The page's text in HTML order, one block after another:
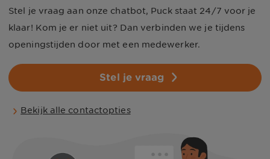
Stel je vraag aan onze chatbot, Puck staat 24/7 voor je
klaar! Kom je er niet uit? Dan verbinden we je tijdens
openingstijden door met een medewerker.
Stel je vraag
Bekijk alle contactopties